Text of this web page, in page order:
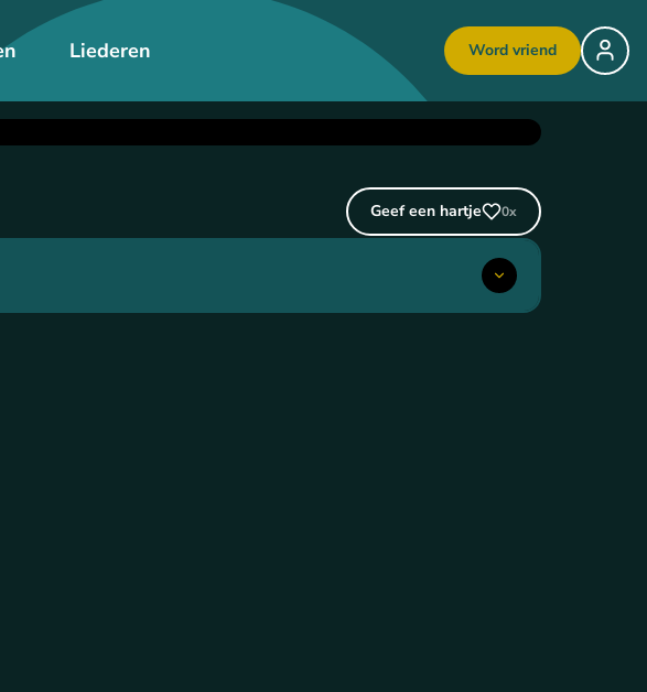
Liederen Word vriend
Geef een hartje 0x